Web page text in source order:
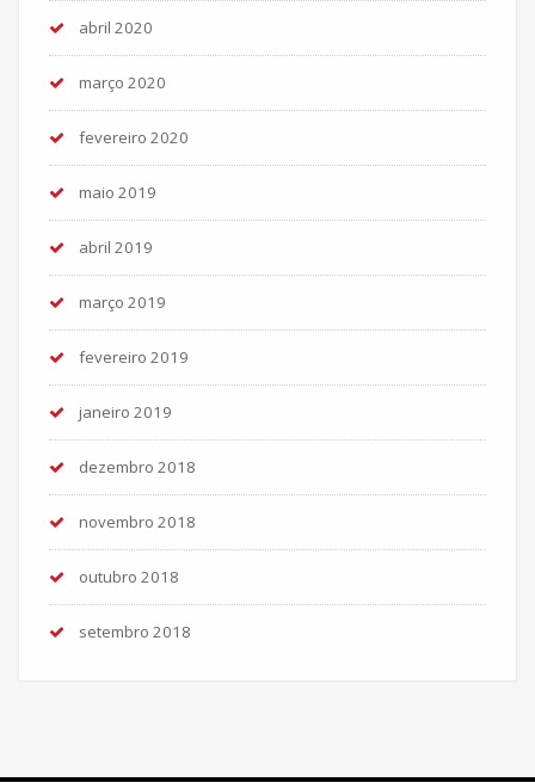
abril 2020
março 2020
fevereiro 2020
maio 2019
abril 2019
março 2019
fevereiro 2019
janeiro 2019
dezembro 2018
novembro 2018
outubro 2018
setembro 2018